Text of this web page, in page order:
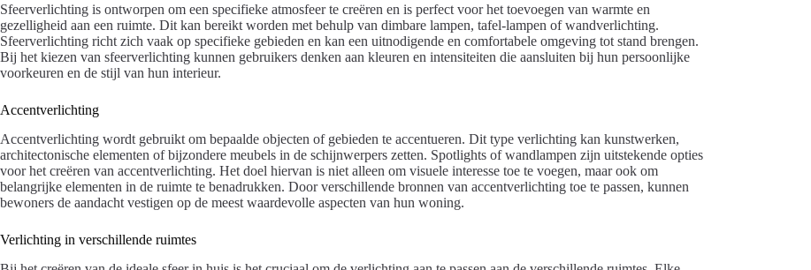
Sfeerverlichting is ontworpen om een specifieke atmosfeer te creëren en is perfect voor het toevoegen van warmte en
gezelligheid aan een ruimte. Dit kan bereikt worden met behulp van dimbare lampen, tafel-lampen of wandverlichting.
Sfeerverlichting richt zich vaak op specifieke gebieden en kan een uitnodigende en comfortabele omgeving tot stand brengen.
Bij het kiezen van sfeerverlichting kunnen gebruikers denken aan kleuren en intensiteiten die aansluiten bij hun persoonlijke
voorkeuren en de stijl van hun interieur.
Accentverlichting
Accentverlichting wordt gebruikt om bepaalde objecten of gebieden te accentueren. Dit type verlichting kan kunstwerken,
architectonische elementen of bijzondere meubels in de schijnwerpers zetten. Spotlights of wandlampen zijn uitstekende opties
voor het creëren van accentverlichting. Het doel hiervan is niet alleen om visuele interesse toe te voegen, maar ook om
belangrijke elementen in de ruimte te benadrukken. Door verschillende bronnen van accentverlichting toe te passen, kunnen
bewoners de aandacht vestigen op de meest waardevolle aspecten van hun woning.
Verlichting in verschillende ruimtes